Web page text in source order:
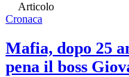
Articolo
Cronaca
Mafia, dopo 25
pena il boss